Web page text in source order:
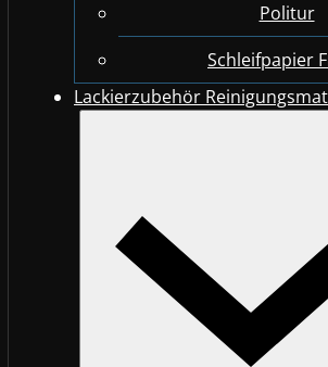
Politur
Schleifpapier
Lackierzubehör